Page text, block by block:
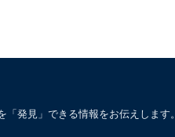
発見」できる情報をお伝えします。